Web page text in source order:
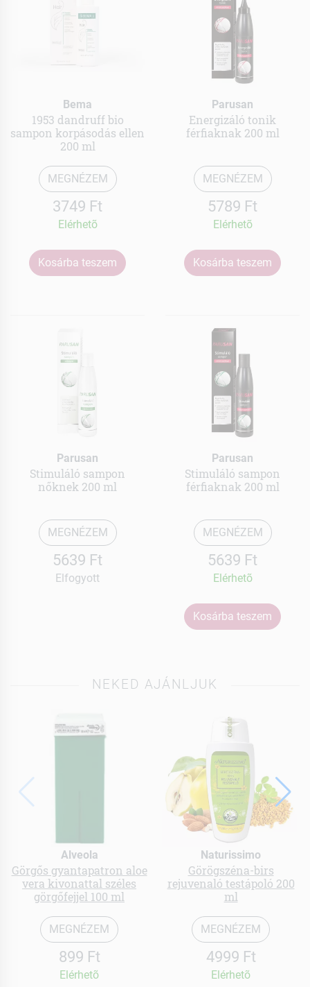
Bema
1953 dandruff bio
sampon korpásodás ellen
200 ml
MEGNÉZEM
3749 Ft
Elérhetõ
Kosárba teszem
Parusan
Energizáló tonik
férfiaknak 200 ml
MEGNÉZEM
5789 Ft
Elérhetõ
Kosárba teszem
Parusan
Stimuláló sampon
nőknek 200 ml
MEGNÉZEM
5639 Ft
Elfogyott
Parusan
Stimuláló sampon
férfiaknak 200 ml
MEGNÉZEM
5639 Ft
Elérhetõ
Kosárba teszem
NEKED AJÁNLJUK
Alveola
Görgős gyantapatron aloe
vera kivonattal széles
görgőfejjel 100 ml
MEGNÉZEM
899 Ft
Elérhetõ
Naturissimo
Görögszéna-birs
rejuvenaló testápoló 200
ml
MEGNÉZEM
4999 Ft
Elérhetõ